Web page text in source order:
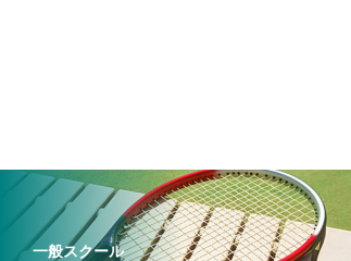
一般スクール